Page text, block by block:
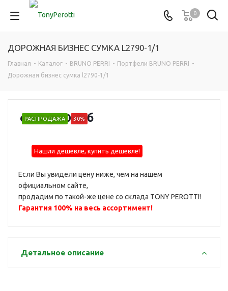
0
ДОРОЖНАЯ БИЗНЕС СУМКА L2790-1/1
Главная - Каталог - BRUNO PERRI - Портфели BRUNO PERRI -
Дорожная бизнес сумка l2790-1/1
РАСПРОДАЖА 30%
от21 700 руб
Нашли дешевле, купить дешевле!
Если Вы увидели цену ниже, чем на нашем
официальном сайте,
продадим по такой-же цене со склада TONY PEROTTI!
Гарантия 100% на весь ассортимент!
Детальное описание